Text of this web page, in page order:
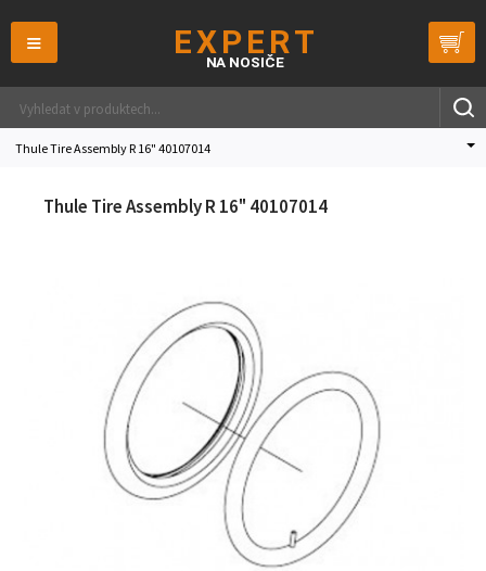
≡
Thule Tire Assembly R 16" 40107014
Thule Tire Assembly R 16" 40107014